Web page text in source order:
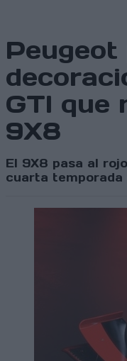
GTI que
9X8
El 9X8 pasa al
cuarta temporada